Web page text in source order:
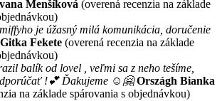
Menšíková (overená recenzia na základe
je úžasný milá komunikácia, doručenie
Gitka Fekete (overená recenzia na základe
balík od lovel , veľmi sa z neho tešíme,
!💕 Ďakujeme ☺️🤗 Országh Bianka
na základe spárovania s objednávkou)